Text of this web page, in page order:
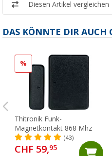
Diesen Artikel vergleichen
DAS KÖNNTE DIR AUCH
%
Thitronik Funk-
Magnetkontakt 868 Mhz
(43)
CHF 59,95